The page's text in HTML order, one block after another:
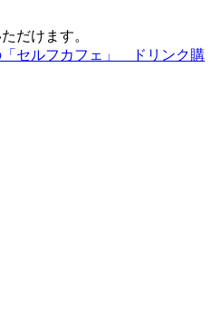
だけます。
セルフカフェ」 ドリンク購